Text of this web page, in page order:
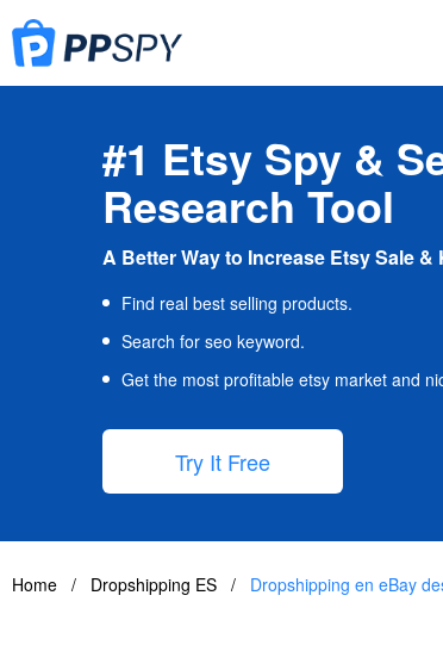
#1 Etsy Spy &
Research Tool
A Better Way to Increase Etsy Sale
Find real best selling products.
Search for seo keyword.
Get the most profitable etsy market and
Try It Free
Home / Dropshipping ES / Dropshipping en eBay